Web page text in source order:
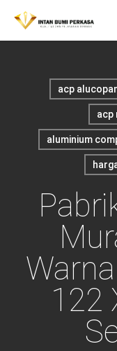
acp
acp
aluminium
122